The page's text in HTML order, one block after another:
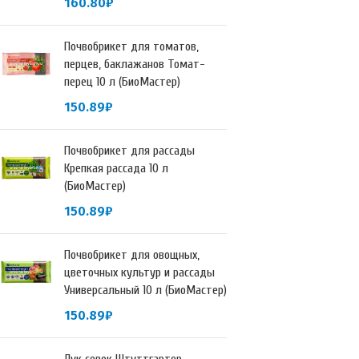
Почвобрикет для томатов,
перцев, баклажанов Томат-
перец 10 л (БиоМастер)
150.89₽
Почвобрикет для рассады
Крепкая рассада 10 л
(БиоМастер)
150.89₽
Почвобрикет для овощных,
цветочных культур и рассады
Универсальный 10 л (БиоМастер)
150.89₽